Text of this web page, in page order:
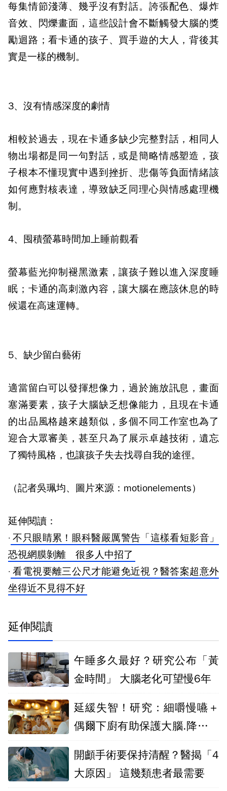
每集情節淺薄、幾乎沒有對話。誇張配色、爆炸
音效、閃爍畫面，這些設計會不斷觸發大腦的獎
勵迴路；看卡通的孩子、買手遊的大人，背後其
實是一樣的機制。
3、沒有情感深度的劇情
相較於過去，現在卡通多缺少完整對話，相同人
物出場都是同一句對話，或是簡略情感塑造，孩
子根本不懂現實中遇到挫折、悲傷等負面情緒該
如何應對核表達，導致缺乏同理心與情感處理機
制。
4、囤積螢幕時間加上睡前觀看
螢幕藍光抑制褪黑激素，讓孩子難以進入深度睡
眠；卡通的高刺激內容，讓大腦在應該休息的時
候還在高速運轉。
5、缺少留白藝術
適當留白可以發揮想像力，過於施放訊息，畫面
塞滿要素，孩子大腦缺乏想像能力，且現在卡通
的出品風格越來越類似，多個不同工作室也為了
迎合大眾審美，甚至只為了展示卓越技術，遺忘
了獨特風格，也讓孩子失去找尋自我的途徑。
（記者吳珮均、圖片來源：motionelements）
延伸閱讀：
· 不只眼睛累！眼科醫嚴厲警告「這樣看短影音」
恐視網膜剝離 很多人中招了
· 看電視要離三公尺才能避免近視？醫答案超意外
坐得近不見得不好
延伸閱讀
午睡多久最好？研究公布「黃
金時間」 大腦老化可望慢6年
延緩失智！研究：細嚼慢嚥＋
偶爾下廚有助保護大腦.降低認
開顱手術要保持清醒？醫揭「4
大原因」 這幾類患者最需要